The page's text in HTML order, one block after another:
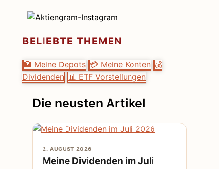
BELIEBTE THEMEN
🏦 Meine Depots 💳 Meine Konten 💰
Dividenden 📊 ETF Vorstellungen
Die neusten Artikel
2. AUGUST 2026
Meine Dividenden im Juli